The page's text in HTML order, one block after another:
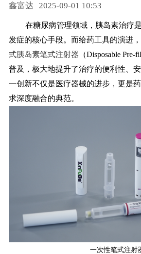
鑫富达 2025-09-01 10:53
在糖尿病管理领域，胰岛素治疗
发症的核心手段。而给药工具的演进
式胰岛素笔式注射器 （Disposable Pre-
普及，极大地提升了治疗的便利性、
一创新不仅是医疗器械的进步，更是
求深度融合的典范。
一次性笔式注射